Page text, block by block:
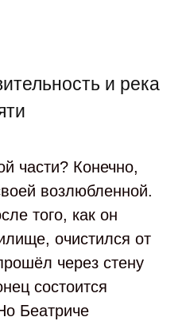
и река
части? Конечно,
возлюбленной.
того, как он
очистился от
через стену
состоится
Беатриче